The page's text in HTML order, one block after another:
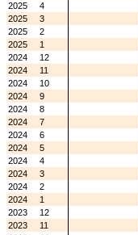
2025
4
2025
3
2025
2
2025
1
2024
12
2024
11
2024
10
2024
9
2024
8
2024
7
2024
6
2024
5
2024
4
2024
3
2024
2
2024
1
2023
12
2023
11